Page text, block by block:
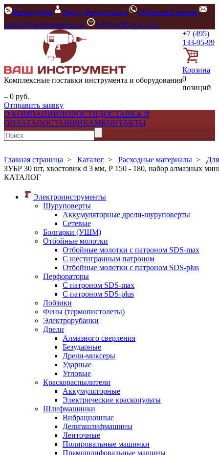
Распродажа Вход / Регистрация
Обратный звонок
zakaz@vashinstrument.ru
9:00-18:00 (пн.-пт.)
Комплексные поставки инструмента и оборудования
+7 (495)
133-95-99
Корзина
0
позиций
– 0 руб.
Отправить заявку
О КОМПАНИИНОВОСТИДОСТАВКА И
ОПЛАТАПОСТАВЩИКАМКОНТАКТЫ
Главная страница > Каталог > Расходные материалы >
ЗУБР 30 шт, хвостовик d 3 мм, Р 150 - 180, набор алмазных
КАТАЛОГ
Электроинструменты
Шуруповерты
Аккумуляторные дрели-шуруповерты
Сетевые
Болгарки (УШМ)
Отбойные молотки
Отбойные молотки с патроном SDS-max
С шестигранным патроном
Отбойные молотки с патроном SDS-plus
Перфораторы
С патроном SDS-max
С патроном SDS-plus
Лобзики
Фены (термопистолеты)
Электрорубанки
Дрели
Алмазного сверления
Безударные
Дрели-миксеры
Ударные
Угловые
Краскораспылители
Аккумуляторные
Электрические краскопульты
Шлифмашинки
Вибрационные
Дельташлифмашины
Ленточные
Полировальные машинки
Прямошлифовальные машины